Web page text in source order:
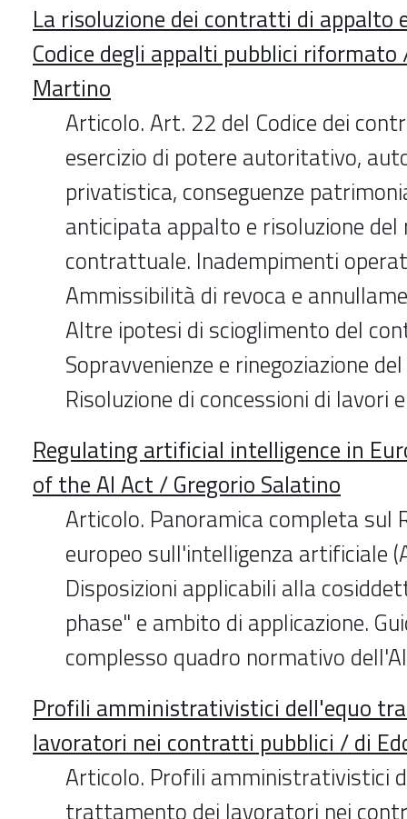
La risoluzione dei contratti di appalto
Codice degli appalti pubblici riformato
Martino
Articolo. Art. 22 del Codice dei
esercizio di potere autoritativo,
privatistica, conseguenze
anticipata appalto e risoluzione
contrattuale. Inadempimenti
Ammissibilità di revoca e
Altre ipotesi di scioglimento del
Sopravvenienze e rinegoziazione
Risoluzione di concessioni di lavori
Regulating artificial intelligence in
of the AI Act / Gregorio Salatino
Articolo. Panoramica completa sul
europeo sull'intelligenza artificiale
Disposizioni applicabili alla
phase" e ambito di applicazione.
complesso quadro normativo
Profili amministrativistici dell'equo
lavoratori nei contratti pubblici / di
Articolo. Profili amministrativistici
trattamento dei lavoratori nei